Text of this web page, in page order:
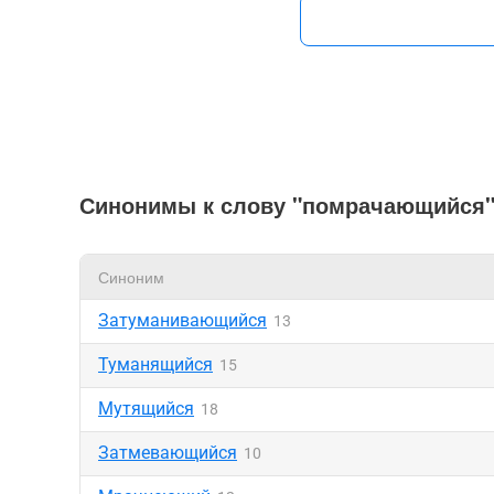
Синонимы к слову "помрачающийся"
Синоним
Затуманивающийся 13
Туманящийся 15
Мутящийся 18
Затмевающийся 10